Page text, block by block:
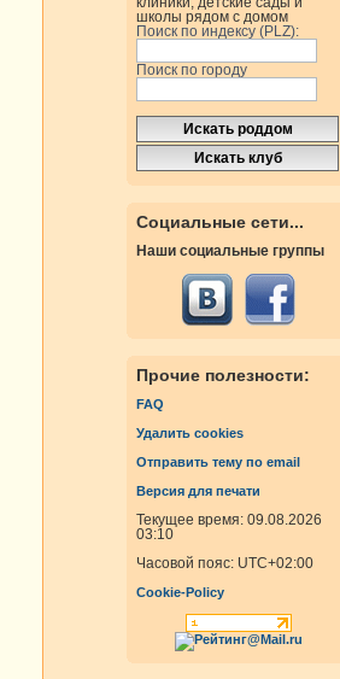
школы рядом с домом
Поиск по индексу (PLZ):
Поиск по городу
Социальные сети...
Наши социальные группы
Прочие полезности:
FAQ
Удалить cookies
Отправить тему по email
Версия для печати
Текущее время: 09.08.2026
03:10
Часовой пояс: UTC+02:00
Cookie-Policy